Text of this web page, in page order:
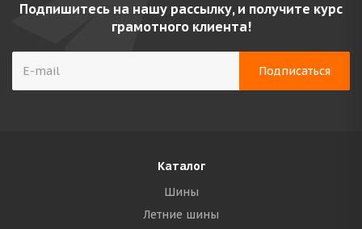
Подпишитесь на нашу рассылку, и получите курс
грамотного клиента!
Каталог
Шины
Летние шины